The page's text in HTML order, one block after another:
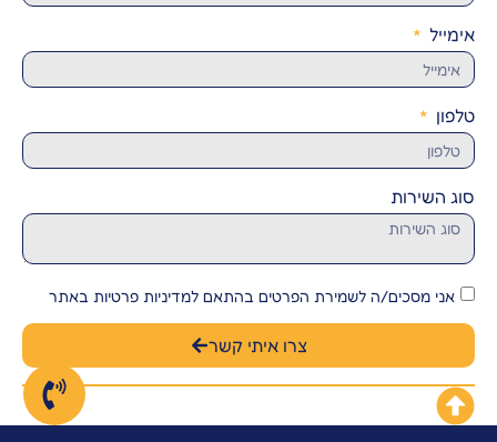
אימייל
טלפון
סוג השירות
אני מסכים/ה לשמירת הפרטים בהתאם למדיניות פרטיות באתר
צרו איתי קשר